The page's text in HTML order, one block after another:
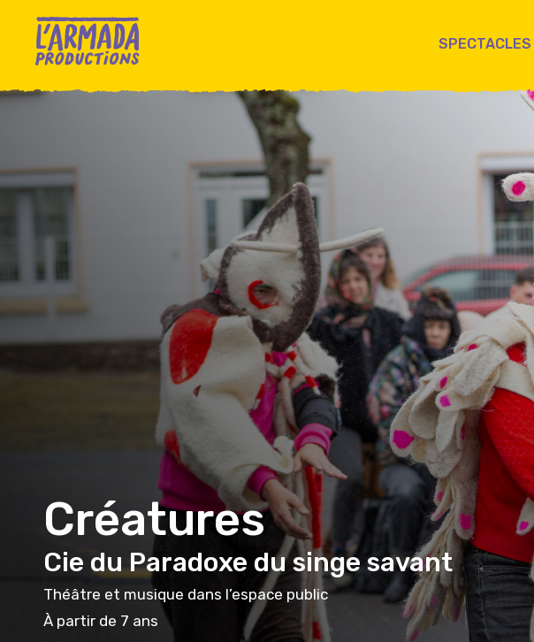
SPECTACLES
Créatures
Cie du Paradoxe du singe savant
Théâtre et musique dans l’espace public
À partir de 7 ans